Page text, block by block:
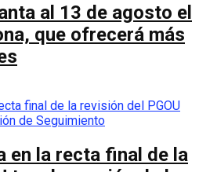
al 13 de agosto el
que ofrecerá más
en la recta final de la